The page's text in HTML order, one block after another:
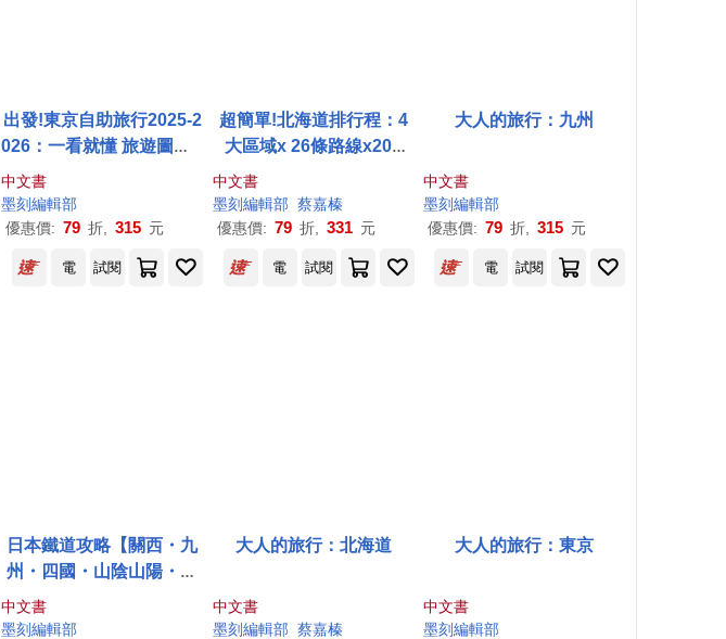
出發!東京自助旅行2025-2
026：一看就懂 旅遊圖解S
中文書
墨刻編輯部
優惠價: 79 折, 315 元
超簡單!北海道排行程：4
大區域x 26條路線x200
+食購遊宿一次串聯!1~2日
行程讓新手或玩家都能輕
鬆自由行
中文書
墨刻編輯部 蔡嘉榛
優惠價: 79 折, 331 元
大人的旅行：九州
中文書
墨刻編輯部
優惠價: 79 折, 315 元
電 試閱 電 試閱 電 試閱
日本鐵道攻略【關西・九
州・四國・山陰山陽・北
陸】：PASS這樣買最划
算!交通x購票x食宿玩買，
中文書
墨刻編輯部
大人的旅行：北海道
中文書
墨刻編輯部 蔡嘉榛
大人的旅行：東京
中文書
墨刻編輯部